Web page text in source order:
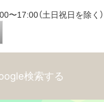
17:00（土日祝日を除く）